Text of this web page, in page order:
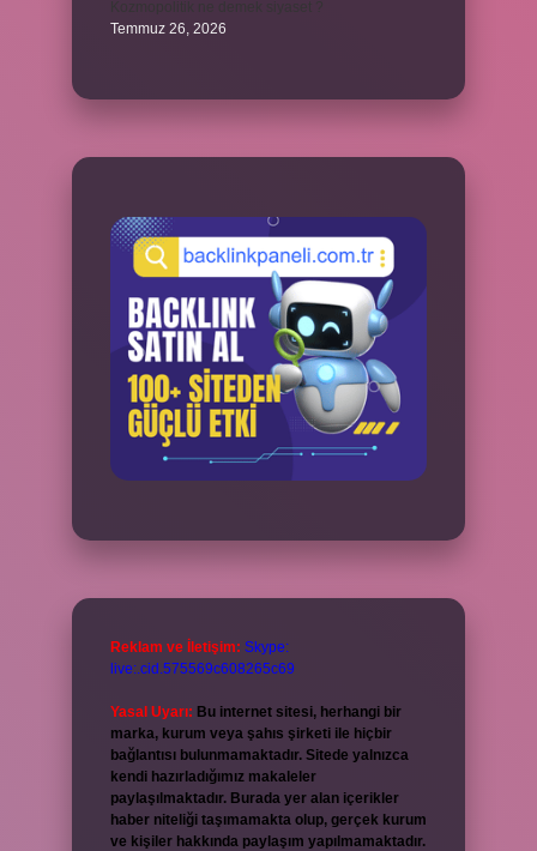
Temmuz 26, 2026
Reklam ve İletişim: Skype:
live:.cid.575569c608265c69
Yasal Uyarı: Bu internet sitesi, herhangi bir
marka, kurum veya şahıs şirketi ile hiçbir
bağlantısı bulunmamaktadır. Sitede yalnızca
kendi hazırladığımız makaleler
paylaşılmaktadır. Burada yer alan içerikler
haber niteliği taşımamakta olup, gerçek kurum
ve kişiler hakkında paylaşım yapılmamaktadır.